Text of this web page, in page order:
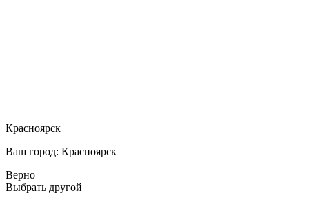
Красноярск
Ваш город: Красноярск
Верно
Выбрать другой